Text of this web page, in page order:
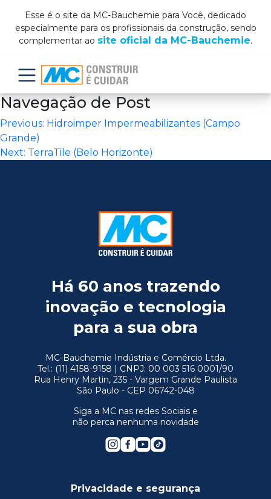
Esse é o site da MC-Bauchemie para Você, dedicado
especialmente para os profissionais da construção, sendo
complementar ao site oficial da MC-Bauchemie.
Menu
Navegação de Post
Previous: Hidroimper Impermeabilizantes (Campo
Grande)
Next: TerraTile (Belo Horizonte)
Há 60 anos trazendo
inovação e tecnologia
para a sua obra
MC-Bauchemie Indústria e Comércio Ltda.
Tel.: (11) 4158-9158 | CNPJ: 00 003 516 0001/90
Rua Henry Martin, 235 - Vargem Grande Paulista
São Paulo - CEP 06742-048
Siga a MC nas redes Sociais e
não perca nenhuma novidade
Privacidade e segurança